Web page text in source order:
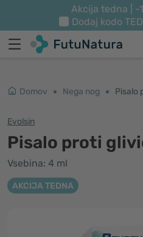
Akcija tedna | -
Dodaj kodo
Domov Nega nog
Evolsin
Pisalo proti
Vsebina: 4 ml
AKCIJA TEDNA